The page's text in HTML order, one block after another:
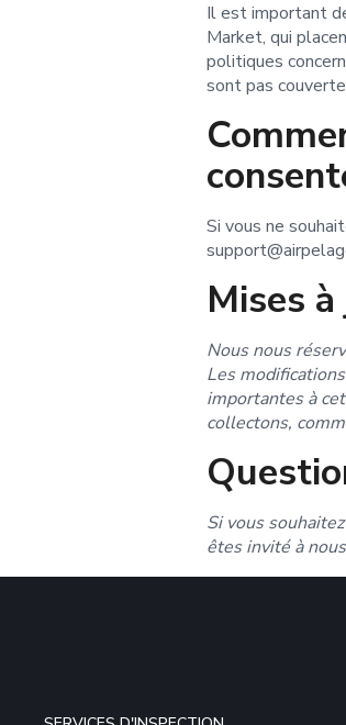
Il est important
Market, qui
politiques
sont pas
Si vous ne
Mises
Nous nous
Les
importantes à
collectons,
Si vous
êtes invité à